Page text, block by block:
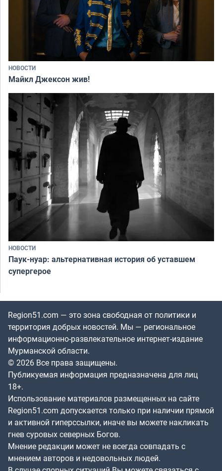
НОВОСТИ
Майкл Джексон жив!
НОВОСТИ
Паук-нуар: альтернативная история об уставшем
супергерое
Region51.com — это зона свободная от политики и
территория добрых новостей. Мы — региональное
информационно-развлекательное интернет-издание
Мурманской области.
© 2026 Все права защищены.
Публикуемая информация предназначена для лиц
18+.
Использование материалов размещенных на сайте
Region51.com допускается только при наличии прямой
и активной гиперссылки, иначе вы можете накликать
гнев суровых северных Богов.
Мнение редакции может не всегда совпадать с
мнением авторов и недовольных людей.